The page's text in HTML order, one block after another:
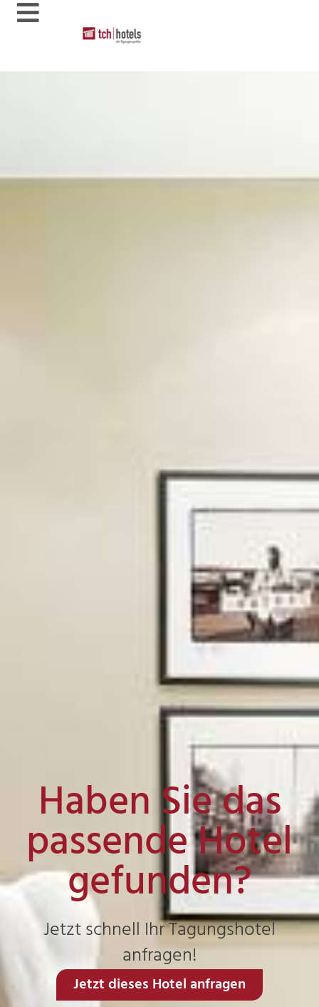
Haben Sie das
passende Hotel
gefunden?
Jetzt schnell Ihr Tagungshotel
anfragen!
Jetzt dieses Hotel anfragen